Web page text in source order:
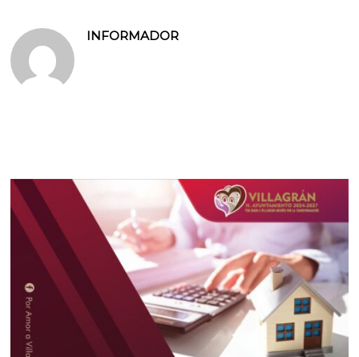
INFORMADOR